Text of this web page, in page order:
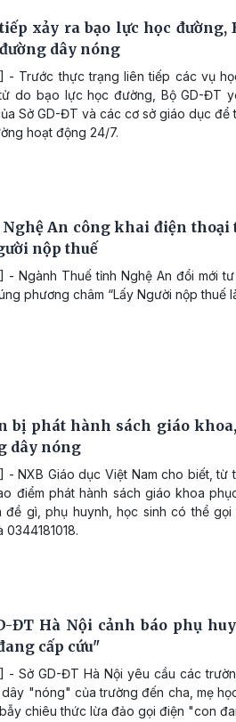
xảy ra bạo lực học đường,
dây nóng
- Trước thực trạng liên tiếp các vụ
do bạo lực học đường, Bộ GD-ĐT
Sở GD-ĐT và các cơ sở giáo dục để
hoạt động 24/7.
Nghệ An công khai điện
nộp thuế
- Ngành Thuế tỉnh Nghệ An đổi mới
phương châm “Lấy Người nộp thuế
bị phát hành sách giáo
dây nóng
- NXB Giáo dục Việt Nam cho biết,
điểm phát hành sách giáo khoa
đề gì, phụ huynh, học sinh có thể
0344181018.
ĐT Hà Nội cảnh báo phụ
cấp cứu"
- Sở GD-ĐT Hà Nội yêu cầu các
"nóng" của trường đến cha, mẹ
chiêu thức lừa đảo gọi điện "con